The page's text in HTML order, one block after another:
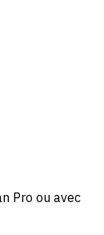
Pro ou avec